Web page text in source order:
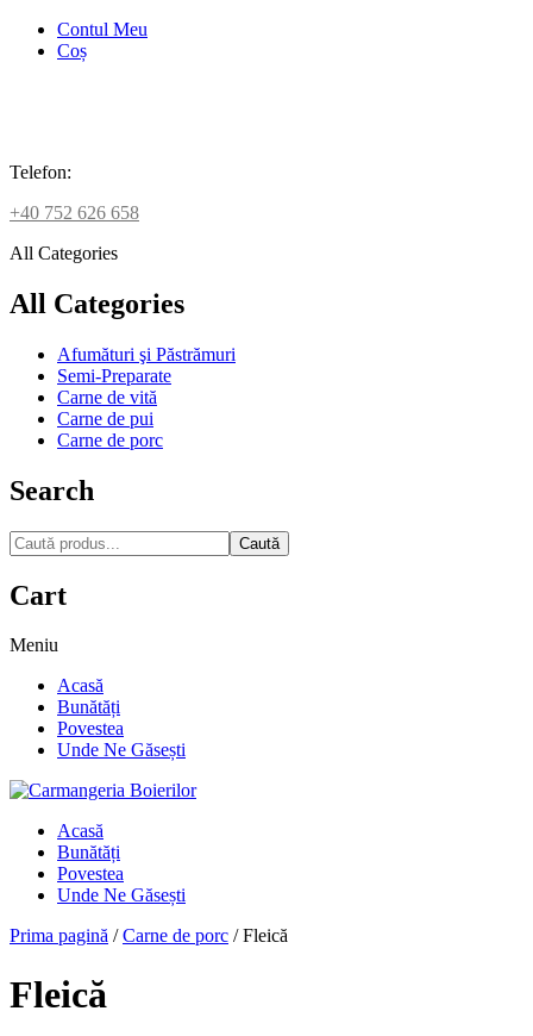
Contul Meu
Coș
Telefon:
+40 752 626 658
All Categories
All Categories
Afumături şi Păstrămuri
Semi-Preparate
Carne de vită
Carne de pui
Carne de porc
Search
Caută
Cart
Meniu
Acasă
Bunătăți
Povestea
Unde Ne Găsești
Acasă
Bunătăți
Povestea
Unde Ne Găsești
Prima pagină / Carne de porc /Fleică
Fleică